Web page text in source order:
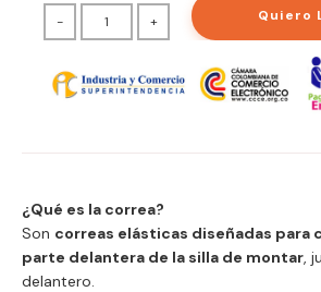
- + Quiero
¿Qué es la correa?
Son correas elásticas diseñadas para
parte delantera de la silla de montar,
delantero.